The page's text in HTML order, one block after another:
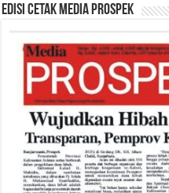
Edisi Cetak Media Prospek